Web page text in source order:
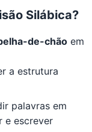
Silábica?
de-chão em
a estrutura
palavras em
e escrever